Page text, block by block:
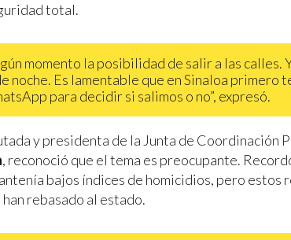
total.
momento la posibilidad de salir a las calles.
noche. Es lamentable que en Sinaloa primero
para decidir si salimos o no”, expresó.
y presidenta de la Junta de Coordinación
, reconoció que el tema es preocupante.
bajos índices de homicidios, pero estos
rebasado al estado.